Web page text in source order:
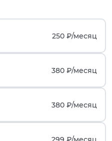
250 ₽/месяц
380 ₽/месяц
380 ₽/месяц